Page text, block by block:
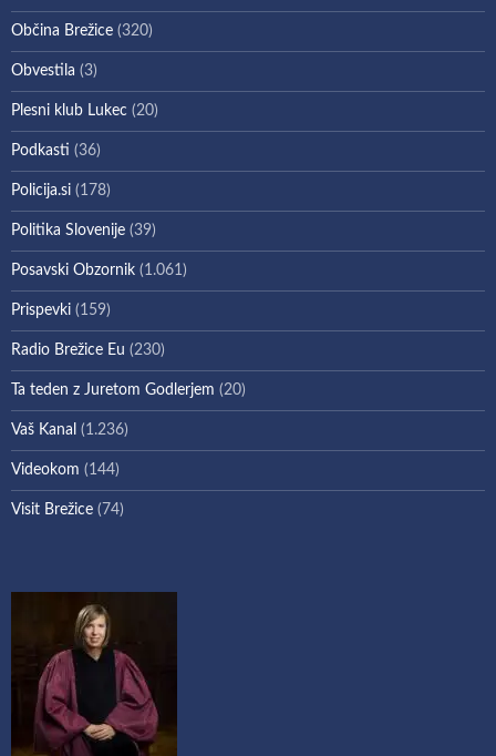
Občina Brežice (320)
Obvestila (3)
Plesni klub Lukec (20)
Podkasti (36)
Policija.si (178)
Politika Slovenije (39)
Posavski Obzornik (1.061)
Prispevki (159)
Radio Brežice Eu (230)
Ta teden z Juretom Godlerjem (20)
Vaš Kanal (1.236)
Videokom (144)
Visit Brežice (74)